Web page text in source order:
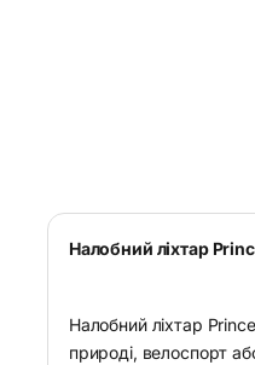
Налобний ліхтар
Налобний ліхтар
природі, велоспорт